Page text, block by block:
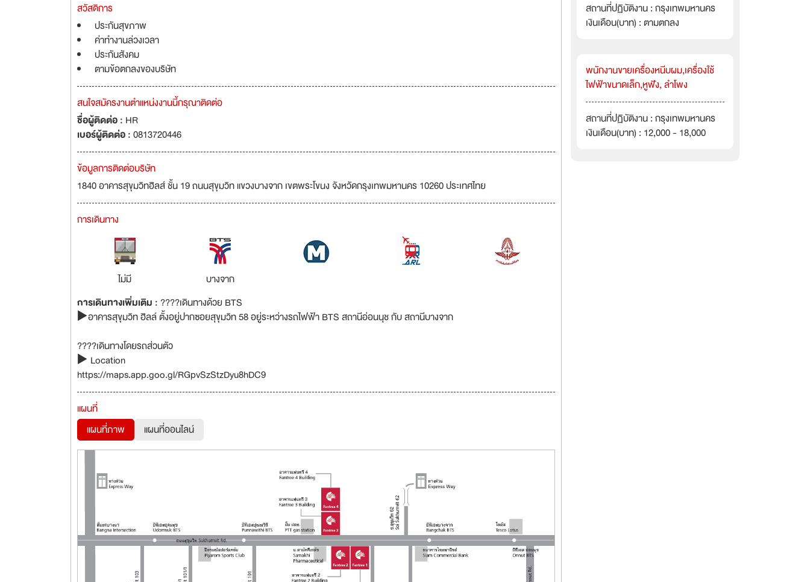
สวัสดิการ
ประกันสุขภาพ
ค่าทำงานล่วงเวลา
ประกันสังคม
ตามข้อตกลงของบริษัท
สนใจสมัครงานตำแหน่งงานนี้กรุณาติดต่อ
ชื่อผู้ติดต่อ : HR
เบอร์ผู้ติดต่อ :0813720446
ข้อมูลการติดต่อบริษัท
1840 อาคารสุขุมวิทฮิลส์ ชั้น 19 ถนนสุขุมวิท แขวงบางจาก เขตพระโขนง จังหวัดกรุงเทพมหานคร 10260 ประเทศไทย
การเดินทาง
ไม่มี
บางจาก
การเดินทางเพิ่มเติม : ????เดินทางด้วย BTS
▶️อาคารสุขุมวิท ฮิลล์ ตั้งอยู่ปากซอยสุขุมวิท 58 อยู่ระหว่างรถไฟฟ้า BTS สถานีอ่อนนุช กับ สถานีบางจาก
????เดินทางโดยรถส่วนตัว
▶️ Location
https://maps.app.goo.gl/RGpvSzStzDyu8hDC9
แผนที่
แผนที่ภาพ
แผนที่ออนไลน์
สถานที่ปฏิบัติงาน : กรุงเทพมหานคร
เงินเดือน(บาท) : ตามตกลง
พนักงานขายเครื่องหนีบผม,เครื่องใช้
ไฟฟ้าขนาดเล็ก,หูฟัง, ลำโพง
สถานที่ปฏิบัติงาน : กรุงเทพมหานคร
เงินเดือน(บาท) : 12,000 - 18,000